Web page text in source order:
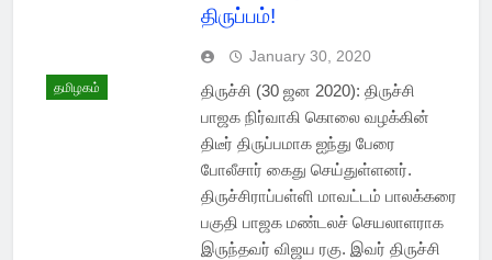
தமிழகம்
திருப்பம்!
January 30, 2020
திருச்சி (30 ஜன 2020): திருச்சி
பாஜக நிர்வாகி கொலை வழக்கின்
திடீர் திருப்பமாக ஐந்து பேரை
போலீசார் கைது செய்துள்ளனர்.
திருச்சிராப்பள்ளி மாவட்டம் பாலக்கரை
பகுதி பாஜக மண்டலச் செயலாளராக
இருந்தவர் விஜய ரகு. இவர் திருச்சி